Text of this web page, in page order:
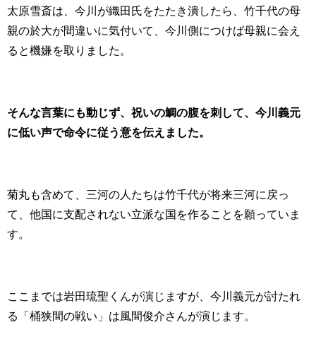
太原雪斎は、今川が織田氏をたたき潰したら、竹千代の母
親の於大が間違いに気付いて、今川側につけば母親に会え
ると機嫌を取りました。
そんな言葉にも動じず、祝いの鯛の腹を刺して、今川義元
に低い声で命令に従う意を伝えました。
菊丸も含めて、三河の人たちは竹千代が将来三河に戻っ
て、他国に支配されない立派な国を作ることを願っていま
す。
ここまでは岩田琉聖くんが演じますが、今川義元が討たれ
る「桶狭間の戦い」は風間俊介さんが演じます。